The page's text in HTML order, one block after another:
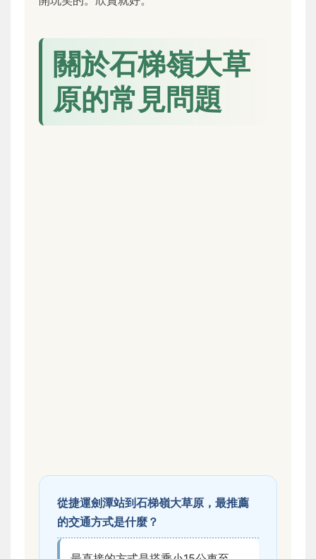
關於石梯嶺大草
原的常見問題
從捷運劍潭站到石梯嶺大草原，最推薦
的交通方式是什麼？